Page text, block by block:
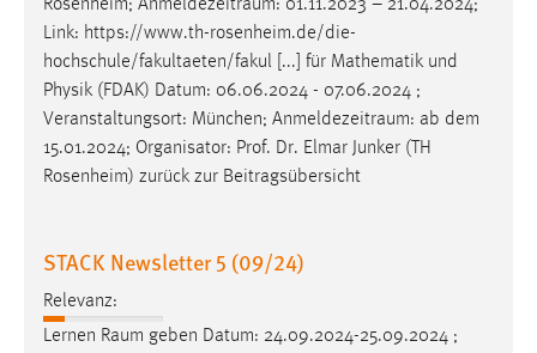
Rosenheim; Anmeldezeitraum: 01.11.2023 – 21.04.2024;
Link: https://www.th-rosenheim.de/die-
hochschule/fakultaeten/fakul [...] für Mathematik und
Physik (FDAK) Datum: 06.06.2024 - 07.06.2024 ;
Veranstaltungsort: München; Anmeldezeitraum: ab dem
15.01.2024; Organisator: Prof. Dr. Elmar Junker (TH
Rosenheim) zurück zur Beitragsübersicht
STACK Newsletter 5 (09/24)
Relevanz:
Lernen Raum geben Datum: 24.09.2024-25.09.2024 ;
Chat
Name:
MibewSessionID, MIBEW_UserID, mibew_locale, mibew-
chat-frame-style-5e9dbeb1811c0446
Zweck:
MibewSessionID, mibew-chat-frame-style-
Jahre, MIBEW_UserID = 1 Jahr